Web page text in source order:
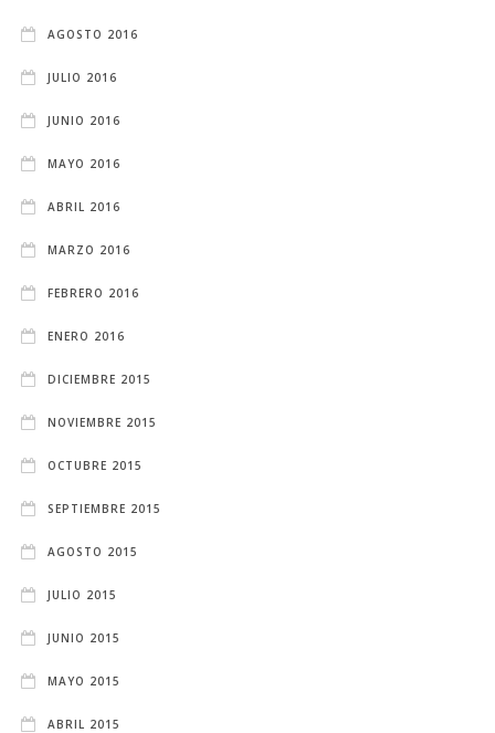
AGOSTO 2016
JULIO 2016
JUNIO 2016
MAYO 2016
ABRIL 2016
MARZO 2016
FEBRERO 2016
ENERO 2016
DICIEMBRE 2015
NOVIEMBRE 2015
OCTUBRE 2015
SEPTIEMBRE 2015
AGOSTO 2015
JULIO 2015
JUNIO 2015
MAYO 2015
ABRIL 2015